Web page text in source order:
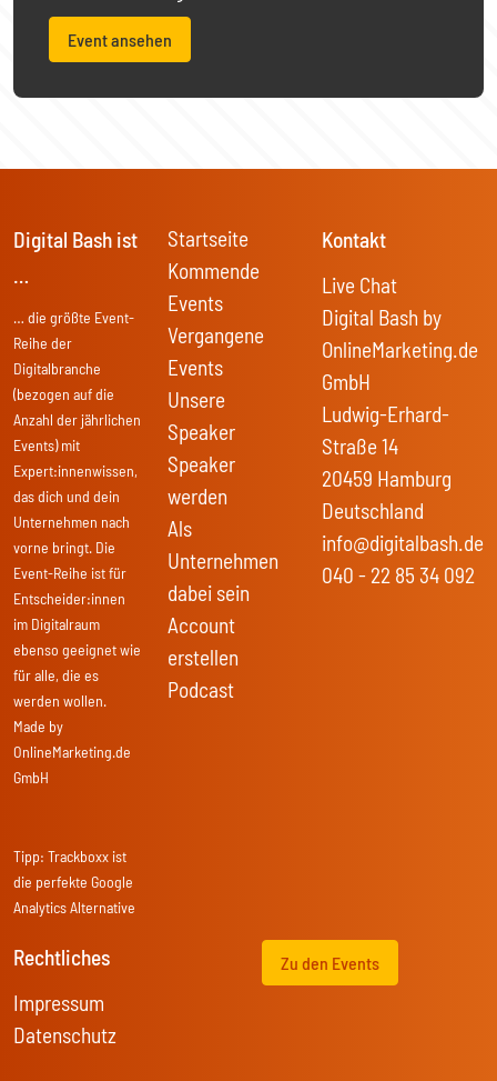
Event ansehen
Digital Bash ist
…
… die größte Event-
Reihe der
Digitalbranche
(bezogen auf die
Anzahl der jährlichen
Events) mit
Expert:innenwissen,
das dich und dein
Unternehmen nach
vorne bringt. Die
Event-Reihe ist für
Entscheider:innen
im Digitalraum
ebenso geeignet wie
für alle, die es
werden wollen.
Made by
OnlineMarketing.de
GmbH
Tipp: Trackboxx ist
die perfekte Google
Analytics Alternative
Startseite
Kommende
Events
Vergangene
Events
Unsere
Speaker
Speaker
werden
Als
Unternehmen
dabei sein
Account
erstellen
Podcast
Kontakt
Live Chat
Digital Bash by
OnlineMarketing.de
GmbH
Ludwig-Erhard-
Straße 14
20459 Hamburg
Deutschland
info@digitalbash.de
040 - 22 85 34 092
Rechtliches
Impressum
Datenschutz
Zu den Events